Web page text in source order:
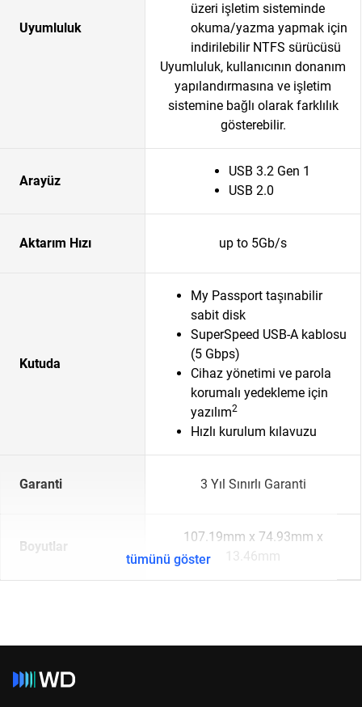
Uyumluluk
üzeri işletim sisteminde
okuma/yazma yapmak için
indirilebilir NTFS sürücüsü
Uyumluluk, kullanıcının donanım
yapılandırmasına ve işletim
sistemine bağlı olarak farklılık
gösterebilir.
Arayüz
USB 3.2 Gen 1
USB 2.0
Aktarım Hızı up to 5Gb/s
Kutuda
My Passport taşınabilir
sabit disk
SuperSpeed USB-A kablosu
(5 Gbps)
Cihaz yönetimi ve parola
korumalı yedekleme için
yazılım2
Hızlı kurulum kılavuzu
Garanti 3 Yıl Sınırlı Garanti
Boyutlar
107.19mm x 74.93mm x
13.46mm
tümünü göster